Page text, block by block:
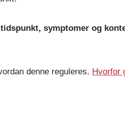
tidspunkt, symptomer og
denne reguleres. Hvorfor